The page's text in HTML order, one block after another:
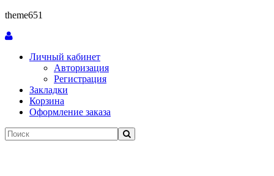
theme651
Личный кабинет
Авторизация
Регистрация
Закладки
Корзина
Оформление заказа